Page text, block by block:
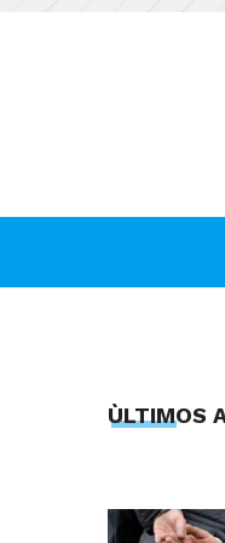
ÙLTIMOS